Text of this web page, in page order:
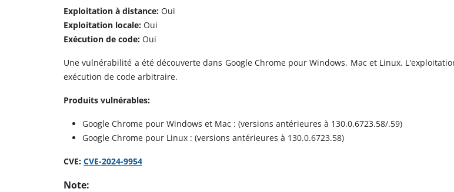
Exploitation à distance: Oui
Exploitation locale: Oui
Exécution de code: Oui
Une vulnérabilité a été découverte dans Google Chrome pour Windows, Mac et Linux.
exécution de code arbitraire.
Produits vulnérables:
Google Chrome pour Windows et Mac : (versions antérieures à 130.0.6723.58/.59)
Google Chrome pour Linux : (versions antérieures à 130.0.6723.58)
CVE: CVE-2024-9954
Note: